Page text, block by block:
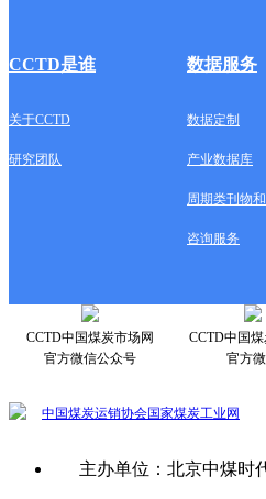
CCTD是谁 数据服务
关于CCTD 数据定制
研究团队 产业数据库
周期类刊物
咨询服务
CCTD中国煤炭市场网
官方微信公众号
CCTD中国
官方
中国煤炭运销协会国家煤炭工业网
主办单位：北京中煤时